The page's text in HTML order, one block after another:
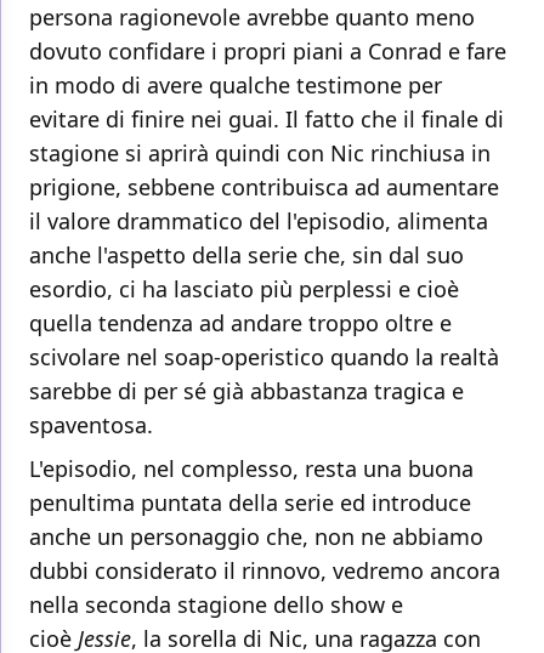
persona ragionevole avrebbe quanto meno
dovuto confidare i propri piani a Conrad e fare
in modo di avere qualche testimone per
evitare di finire nei guai. Il fatto che il finale di
stagione si aprirà quindi con Nic rinchiusa in
prigione, sebbene contribuisca ad aumentare
il valore drammatico del l'episodio, alimenta
anche l'aspetto della serie che, sin dal suo
esordio, ci ha lasciato più perplessi e cioè
quella tendenza ad andare troppo oltre e
scivolare nel soap-operistico quando la realtà
sarebbe di per sé già abbastanza tragica e
spaventosa.
L'episodio, nel complesso, resta una buona
penultima puntata della serie ed introduce
anche un personaggio che, non ne abbiamo
dubbi considerato il rinnovo, vedremo ancora
nella seconda stagione dello show e
cioè Jessie, la sorella di Nic, una ragazza con